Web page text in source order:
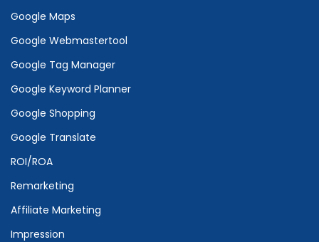
Google Maps
Google Webmastertool
Google Tag Manager
Google Keyword Planner
Google Shopping
Google Translate
ROI/ROA
Remarketing
Affiliate Marketing
Impression